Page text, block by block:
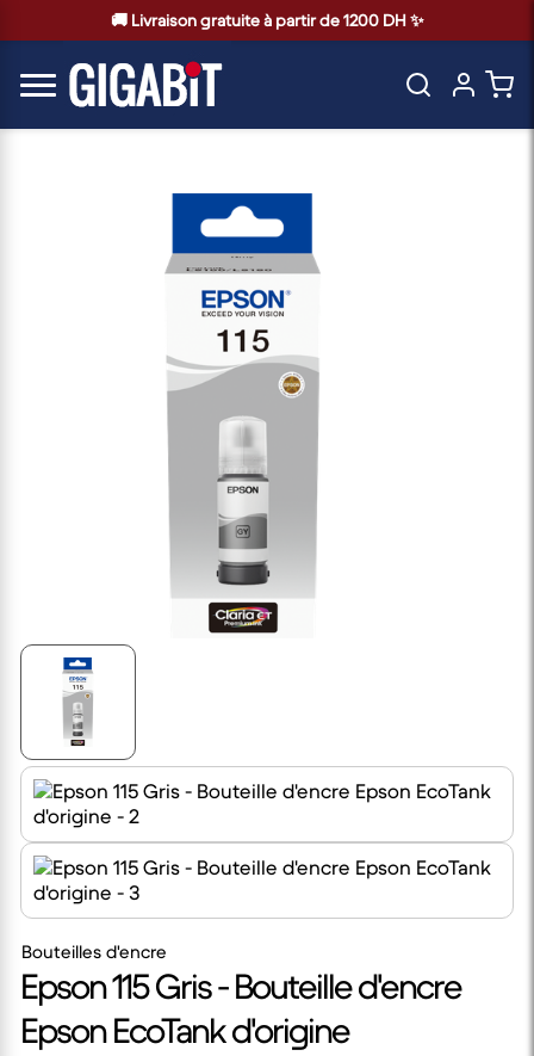
🚚 Livraison gratuite à partir de 1200 DH ✨
Bouteilles d'encre
Epson 115 Gris - Bouteille d'encre
Epson EcoTank d'origine